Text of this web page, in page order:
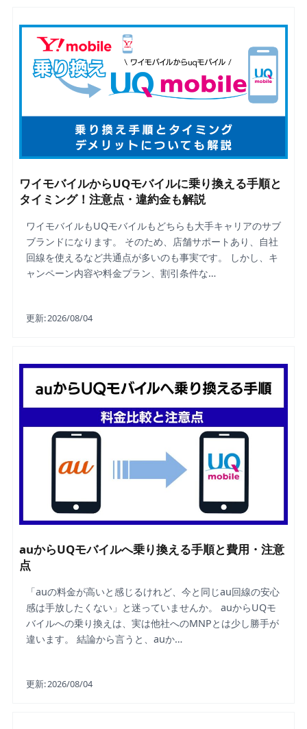
ワイモバイルからUQモバイルに乗り換える手順と
タイミング！注意点・違約金も解説
ワイモバイルもUQモバイルもどちらも大手キャリアのサブ
ブランドになります。 そのため、店舗サポートあり、自社
回線を使えるなど共通点が多いのも事実です。 しかし、キ
ャンペーン内容や料金プラン、割引条件な…
更新:2026/08/04
auからUQモバイルへ乗り換える手順と費用・注意
点
「auの料金が高いと感じるけれど、今と同じau回線の安心
感は手放したくない」と迷っていませんか。 auからUQモ
バイルへの乗り換えは、実は他社へのMNPとは少し勝手が
違います。 結論から言うと、auか…
更新:2026/08/04